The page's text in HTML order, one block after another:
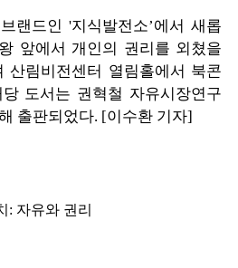
랜드인 '지식발전소’에서 새롭
앞에서 개인의 권리를 외쳤을
산림비전센터 열림홀에서 북콘
도서는 권혁철 자유시장연구
출판되었다. [이수환 기자]
: 자유와 권리